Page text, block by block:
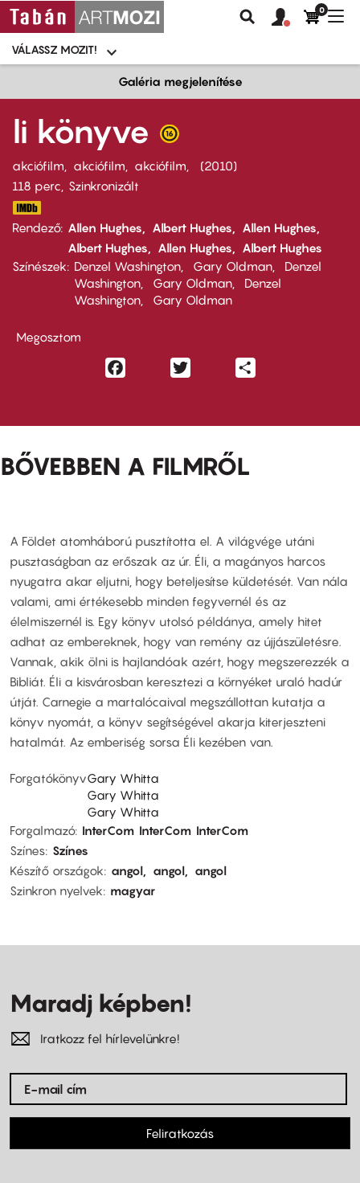
Moziválasztó
menü
VÁLASSZ MOZIT!
Keresés
Felhasználói
fiók
0
Galéria megjelenítése
li könyve
akciófilm akciófilm akciófilm
2010
118 perc,
Szinkronizált
Rendező Allen Hughes Albert Hughes
Allen Hughes
Albert Hughes
Allen Hughes
Albert Hughes
Színészek
Denzel Washington Gary Oldman
Denzel
Washington
Gary Oldman
Denzel
Washington
Gary Oldman
Megosztom
Facebook
BŐVEBBEN A FILMRŐL
A Földet atomháború pusztította el. A világvége utáni
pusztaságban az erőszak az úr. Éli, a magányos harcos
nyugatra akar eljutni, hogy beteljesítse küldetését. Van nála
valami, ami értékesebb minden fegyvernél és az
élelmiszernél is. Egy könyv utolsó példánya, amely hitet
adhat az embereknek, hogy van remény az újjászületésre.
Vannak, akik ölni is hajlandóak azért, hogy megszerezzék a
Bibliát. Éli a kisvárosban keresztezi a környéket uraló hadúr
útját. Carnegie a martalócaival megszállottan kutatja a
könyv nyomát, a könyv segítségével akarja kiterjeszteni
hatalmát. Az emberiség sorsa Éli kezében van.
ForgatókönyvGary Whitta
Gary Whitta
Gary Whitta
Forgalmazó InterCom InterCom InterCom
Színes Színes
Készítő országok
angol angol
angol
Szinkron nyelvek
magyar
Maradj képben!
Iratkozz fel hírlevelünkre!
Feliratkozás